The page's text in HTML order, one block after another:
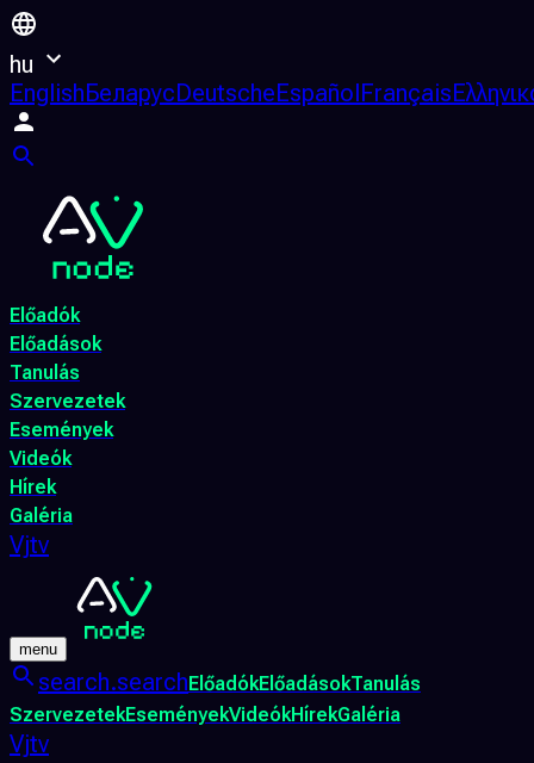
hu
EnglishБеларусDeutscheEspañolFrançais
Előadók
Előadások
Tanulás
Szervezetek
Események
Videók
Hírek
Galéria
Vjtv
menu
search.searchElőadókElőadásokTanulás
SzervezetekEseményekVideókHírekGaléria
Vjtv